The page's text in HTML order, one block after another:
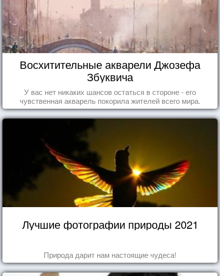
Восхитительные акварели Джозефа
Збуквича
У вас нет никаких шансов остаться в стороне - его
чувственная акварель покорила жителей всего мира.
Лучшие фотографии природы 2021
Природа дарит нам настоящие чудеса!